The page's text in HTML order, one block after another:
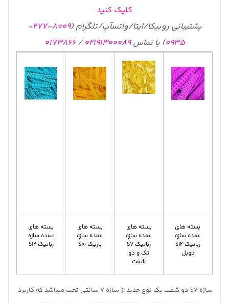
کلیک کنید
پشتیبانی روبیکا/ایتا/واتسآپ/تلگرام (
8009-277-
0935) یا تماس02191300089
/
0173866
بسته های
عمده سازه
رباتیک S12
دوبل
بسته های
عمده سازه
رباتیک S7
تک و دو
شفت
بسته های
عمده سازه
باریک S10
بسته های
عمده سازه
رباتیک S12
سازه S7 دو شفت یک نوع جدید از سازه 7 سانتی تخت میباشد که کاربرد